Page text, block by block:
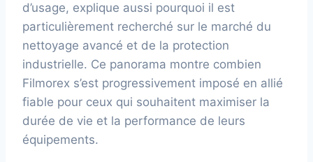
d’usage, explique aussi pourquoi il est
particulièrement recherché sur le marché du
nettoyage avancé et de la protection
industrielle. Ce panorama montre combien
Filmorex s’est progressivement imposé en allié
fiable pour ceux qui souhaitent maximiser la
durée de vie et la performance de leurs
équipements.